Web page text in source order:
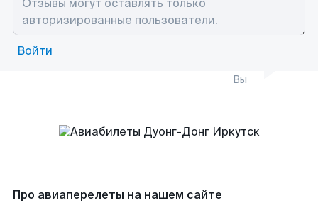
Войти
Вы
Про авиаперелеты на нашем сайте